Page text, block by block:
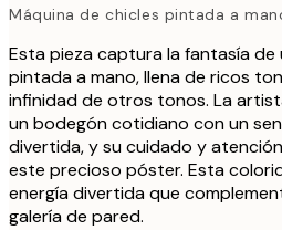
Máquina de chicles pintada a
Esta pieza captura la fantasía de
pintada a mano, llena de ricos
infinidad de otros tonos. La
un bodegón cotidiano con un
divertida, y su cuidado y
este precioso póster. Esta
energía divertida que
galería de pared.